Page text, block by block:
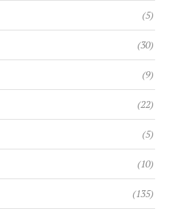
(5)
(30)
(9)
(22)
(5)
(10)
(135)